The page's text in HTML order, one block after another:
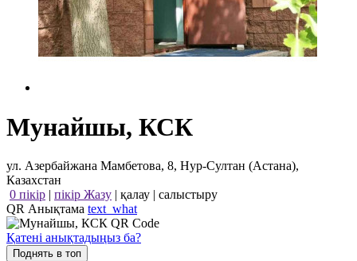
Мунайшы, КСК
ул. Азербайжана Мамбетова, 8, Нур-Султан (Астана),
Казахстан
0 пікір | пікір Жазу | қалау | салыстыру
QR Анықтама text_what
Қатені анықтадыңыз ба?
Поднять в топ